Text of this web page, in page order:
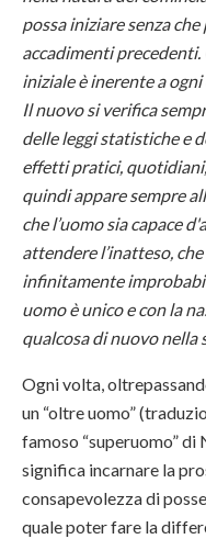
possa iniziare senza
accadimenti
iniziale è inerente a
Il nuovo si verifica
delle leggi statistiche e
effetti pratici,
quindi appare sempre
che l’uomo sia capace
attendere l’inatteso,
infinitamente
uomo è unico e con la
qualcosa di nuovo nella
Ogni volta,
un “oltre uomo”
famoso “superuomo” di
significa incarnare la
consapevolezza di
quale poter fare la